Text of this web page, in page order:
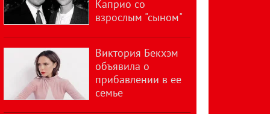
Каприо со
взрослым "сыном"
Виктория Бекхэм
объявила о
прибавлении в ее
семье